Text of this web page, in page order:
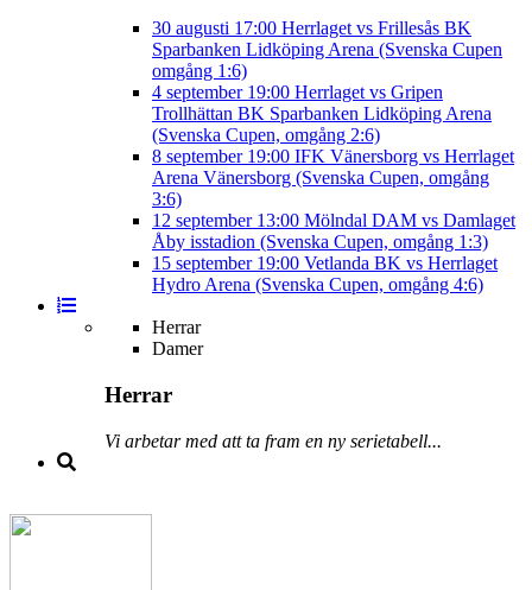
30 augusti 17:00 Herrlaget vs Frillesås BK
Sparbanken Lidköping Arena (Svenska Cupen
omgång 1:6)
4 september 19:00 Herrlaget vs Gripen
Trollhättan BK Sparbanken Lidköping Arena
(Svenska Cupen, omgång 2:6)
8 september 19:00 IFK Vänersborg vs Herrlaget
Arena Vänersborg (Svenska Cupen, omgång
3:6)
12 september 13:00 Mölndal DAM vs Damlaget
Åby isstadion (Svenska Cupen, omgång 1:3)
15 september 19:00 Vetlanda BK vs Herrlaget
Hydro Arena (Svenska Cupen, omgång 4:6)
Herrar
Damer
Herrar
Vi arbetar med att ta fram en ny serietabell...